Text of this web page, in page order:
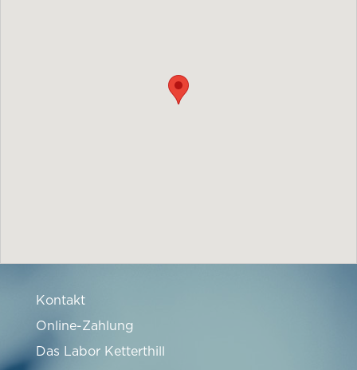
Kontakt
Online-Zahlung
Das Labor Ketterthill